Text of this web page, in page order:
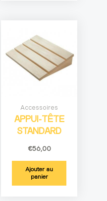
Accessoires
APPUI-TÊTE
STANDARD
€56,00
Ajouter au
panier